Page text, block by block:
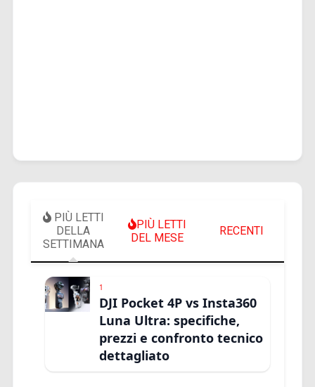
PIÙ LETTI
DELLA
SETTIMANA
PIÙ LETTI
DEL MESE
RECENTI
1
DJI Pocket 4P vs Insta360
Luna Ultra: specifiche,
prezzi e confronto tecnico
dettagliato